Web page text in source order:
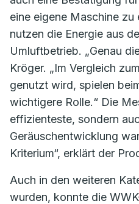
eine eigene Maschine
nutzen die Energie aus
Umluftbetrieb. „Genau
Kröger. „Im Vergleich
genutzt wird, spielen
wichtigere Rolle.“ Die
effizienteste, sondern
Geräuschentwicklung
Kriterium“, erklärt der
Auch in den weiteren
wurden, konnte die